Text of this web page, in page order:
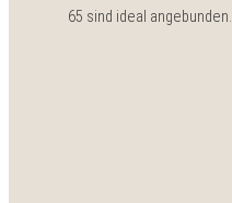
65 sind ideal angebunden.